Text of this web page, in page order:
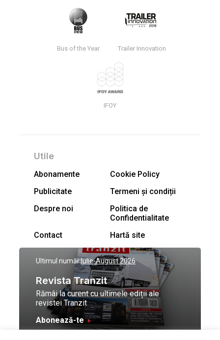
Bus of the Year Trailer Innovation
IFOY
Utile
Abonamente
Cookie Policy
Publicitate
Termeni și condiții
Despre noi
Politica de
Confidentialitate
Contact
Hartă site
Ultimul număr:Iulie-August 2026
Revista Tranzit
Rămâi la curent cu ultimele ediții ale
revistei Tranzit
Abonează-te